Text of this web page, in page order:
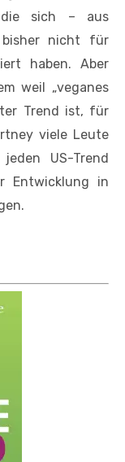
die sich – aus
bisher nicht für
haben. Aber
weil „veganes
Trend ist, für
viele Leute
US-Trend
Entwicklung in